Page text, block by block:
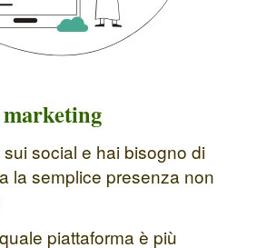
social e hai bisogno di
la semplice presenza non
piattaforma è più